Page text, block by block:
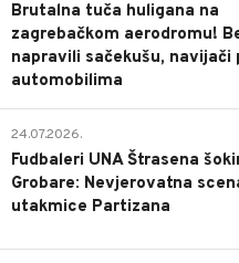
Brutalna tuča huligana na
zagrebačkom aerodromu!
napravili sačekušu, navijači
automobilima
24.07.2026.
Fudbaleri UNA Štrasena
Grobare: Nevjerovatna
utakmice Partizana